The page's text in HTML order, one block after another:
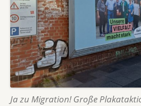
Ja zu Migration! Große